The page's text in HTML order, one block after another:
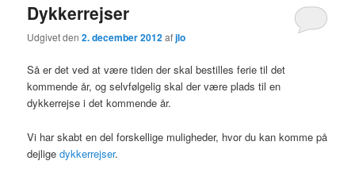
Dykkerrejser
Udgivet den2. december 2012afjlo
Så er det ved at være tiden der skal bestilles ferie til det
kommende år, og selvfølgelig skal der være plads til en
dykkerrejse i det kommende år.
Vi har skabt en del forskellige muligheder, hvor du kan komme på
dejligedykkerrejser.